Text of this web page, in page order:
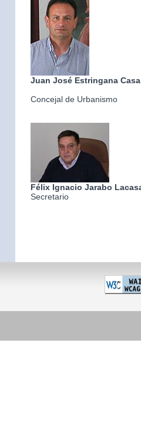
Juan José Estringana
Concejal de Urbanismo
Félix Ignacio Jarabo
Secretario